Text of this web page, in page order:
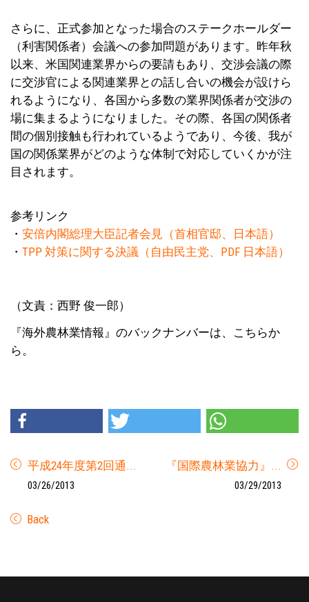
さらに、正式参加となった場合のステークホールダー
（利害関係者）会議への参加問題があります。昨年秋
以来、米国関連業界からの要請もあり、交渉会議の際
に交渉官による関連業界との話し合いの機会が設けら
れるようになり、各国から多数の業界関係者が交渉の
場に集まるようになりました。その際、各国の関係者
間の個別接触も行われているようであり、今後、我が
国の関係業界がどのような体制で対応していくかが注
目されます。
参考リンク
・ 安倍内閣総理大臣記者会見（首相官邸、日本語）
・ TPP 対策に関する決議（自由民主党、PDF 日本語）
（文責：西野 俊一郎）
『海外農林業情報』のバックナンバーは、こちらか
ら。
平成24年度第2回通...
03/26/2013
『国際農林業協力』...
03/29/2013
Back